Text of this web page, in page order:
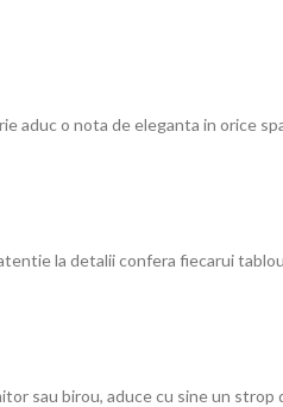
aduc o nota de eleganta in orice
la detalii confera fiecarui
sau birou, aduce cu sine un